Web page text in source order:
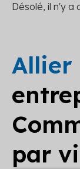
Désolé, il n'y
Allier
par